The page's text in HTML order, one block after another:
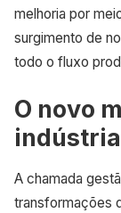
melhoria por
surgimento de
todo o fluxo
O novo
A chamada
transformações